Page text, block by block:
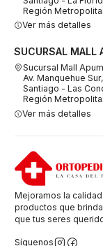
Región
Ver más detalles
SUCURSAL MALL
Sucursal Mall
Av. Manquehue
Santiago - Las
Región
Ver más detalles
Mejoramos la
productos que
que tus seres
Síguenos